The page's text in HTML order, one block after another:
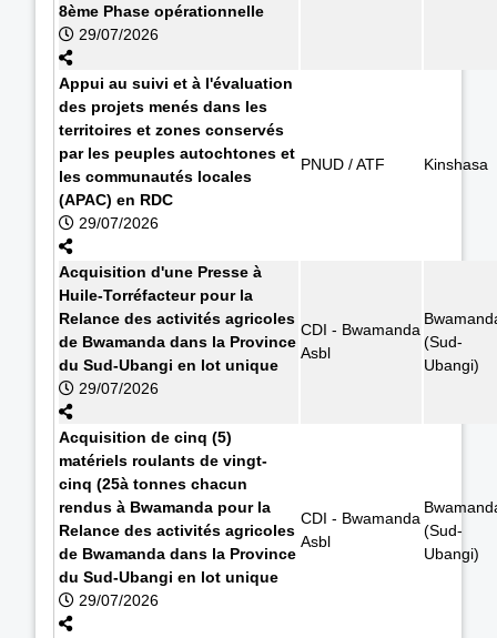
8ème Phase opérationnelle
29/07/2026
Appui au suivi et à l'évaluation
des projets menés dans les
territoires et zones conservés
par les peuples autochtones et
les communautés locales
(APAC) en RDC
29/07/2026
PNUD / ATF Kinshasa
Acquisition d'une Presse à
Huile-Torréfacteur pour la
Relance des activités agricoles
de Bwamanda dans la Province
du Sud-Ubangi en lot unique
29/07/2026
CDI - Bwamanda
Asbl
(Sud-
Ubangi)
Acquisition de cinq (5)
matériels roulants de vingt-
cinq (25à tonnes chacun
rendus à Bwamanda pour la
Relance des activités agricoles
de Bwamanda dans la Province
du Sud-Ubangi en lot unique
29/07/2026
CDI - Bwamanda
Asbl
(Sud-
Ubangi)